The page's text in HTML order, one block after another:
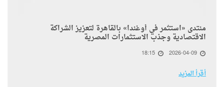
منتدى «استثمر في أوغندا» بالقاهرة لتعزيز الشراكة
الاقتصادية وجذب الاستثمارات المصرية
2026-04-09
18:15
أقرأ المزيد